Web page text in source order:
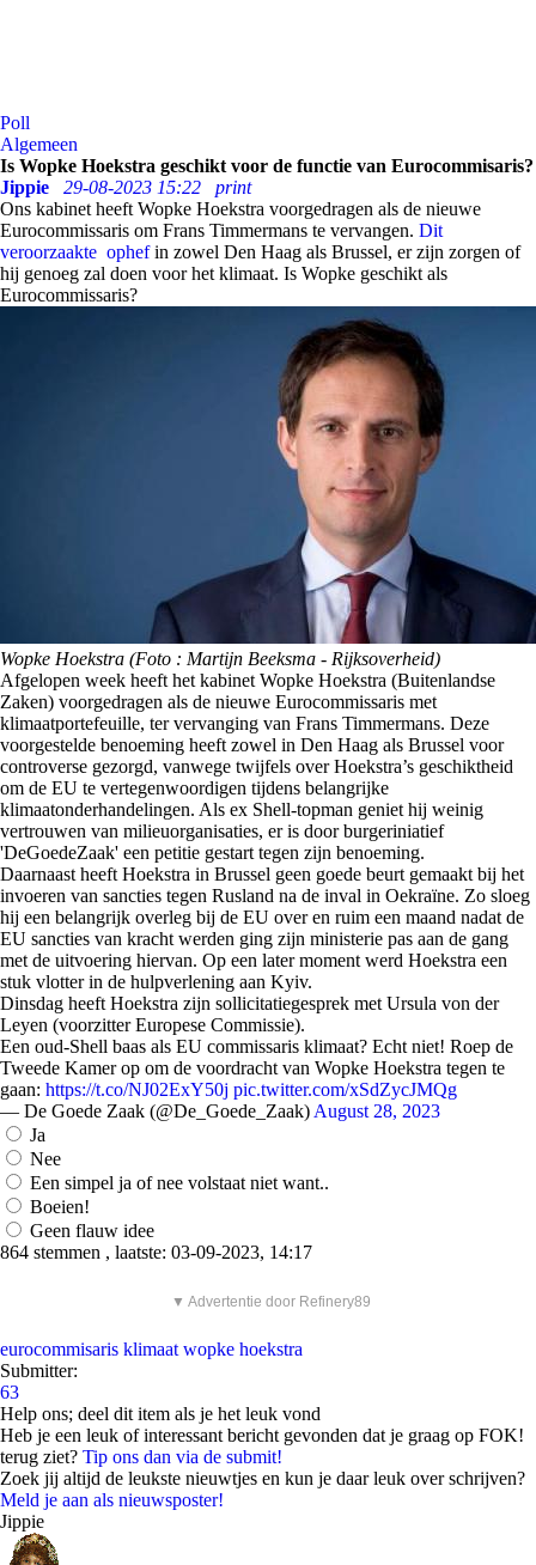
Poll
Algemeen
Is Wopke Hoekstra geschikt voor de functie van Eurocommisaris?
Jippie
29-08-2023 15:22
print
Ons kabinet heeft Wopke Hoekstra voorgedragen als de nieuwe
Eurocommissaris om Frans Timmermans te vervangen. Dit
veroorzaakte ophefin zowel Den Haag als Brussel, er zijn zorgen of
hij genoeg zal doen voor het klimaat. Is Wopke geschikt als
Eurocommissaris?
Wopke Hoekstra (Foto : Martijn Beeksma - Rijksoverheid)
Afgelopen week heeft het kabinet Wopke Hoekstra (Buitenlandse
Zaken) voorgedragen als de nieuwe Eurocommissaris met
klimaatportefeuille, ter vervanging van Frans Timmermans. Deze
voorgestelde benoeming heeft zowel in Den Haag als Brussel voor
controverse gezorgd, vanwege twijfels over Hoekstra’s geschiktheid
om de EU te vertegenwoordigen tijdens belangrijke
klimaatonderhandelingen. Als ex Shell-topman geniet hij weinig
vertrouwen van milieuorganisaties, er is door burgeriniatief
'DeGoedeZaak' een petitie gestart tegen zijn benoeming.
Daarnaast heeft Hoekstra in Brussel geen goede beurt gemaakt bij het
invoeren van sancties tegen Rusland na de inval in Oekraïne. Zo sloeg
hij een belangrijk overleg bij de EU over en ruim een maand nadat de
EU sancties van kracht werden ging zijn ministerie pas aan de gang
met de uitvoering hiervan. Op een later moment werd Hoekstra een
stuk vlotter in de hulpverlening aan Kyiv.
Dinsdag heeft Hoekstra zijn sollicitatiegesprek met Ursula von der
Leyen (voorzitter Europese Commissie).
Een oud-Shell baas als EU commissaris klimaat? Echt niet! Roep de
Tweede Kamer op om de voordracht van Wopke Hoekstra tegen te
gaan: https://t.co/NJ02ExY50j pic.twitter.com/xSdZycJMQg
— De Goede Zaak (@De_Goede_Zaak) August 28, 2023
Ja
Nee
Een simpel ja of nee volstaat niet want..
Boeien!
Geen flauw idee
864 stemmen , laatste: 03-09-2023, 14:17
▼ Advertentie door Refinery89
eurocommisaris klimaat wopke hoekstra
Submitter:
63
Help ons; deel dit item als je het leuk vond
Heb je een leuk of interessant bericht gevonden dat je graag op FOK!
terug ziet? Tip ons dan via de submit!
Zoek jij altijd de leukste nieuwtjes en kun je daar leuk over schrijven?
Meld je aan als nieuwsposter!
Jippie